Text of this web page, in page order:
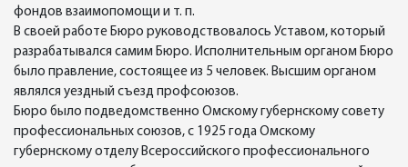
фондов взаимопомощи и т. п.
В своей работе Бюро руководствовалось Уставом, который
разрабатывался самим Бюро. Исполнительным органом Бюро
было правление, состоящее из 5 человек. Высшим органом
являлся уездный съезд профсоюзов.
Бюро было подведомственно Омскому губернскому совету
профессиональных союзов, с 1925 года Омскому
губернскому отделу Всероссийского профессионального